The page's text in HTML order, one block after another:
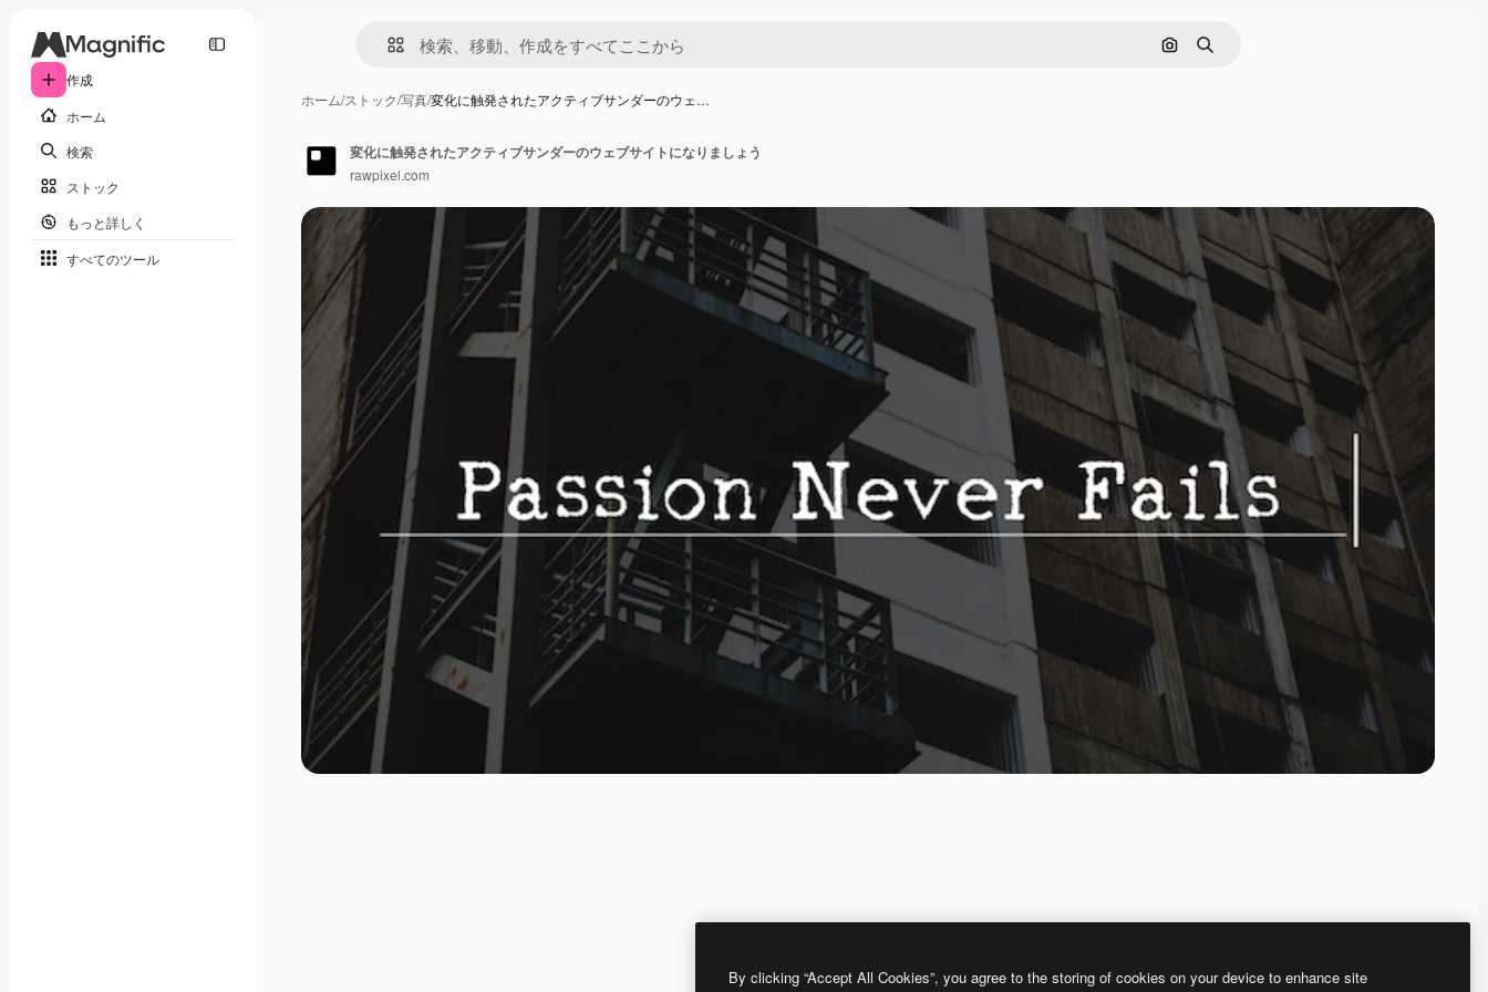
作成
ホーム
検索
ストック
もっと詳しく
すべてのツール
画像で検索
検索
ホーム/ストック/写真/変化に触発されたアクティブサンダーのウェ…
変化に触発されたアクティブサンダーのウェブサイトになりましょう
rawpixel.com
By clicking “Accept All Cookies”, you agree to the storing of cookies on your device to enhance site